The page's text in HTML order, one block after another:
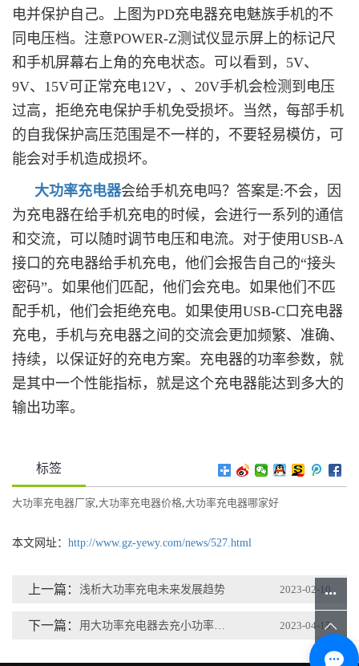
电并保护自己。上图为PD充电器充电魅族手机的不
同电压档。注意POWER-Z测试仪显示屏上的标记尺
和手机屏幕右上角的充电状态。可以看到，5V、
9V、15V可正常充电12V，、20V手机会检测到电压
过高，拒绝充电保护手机免受损坏。当然，每部手机
的自我保护高压范围是不一样的，不要轻易模仿，可
能会对手机造成损坏。
大功率充电器会给手机充电吗？答案是:不会，因
为充电器在给手机充电的时候，会进行一系列的通信
和交流，可以随时调节电压和电流。对于使用USB-A
接口的充电器给手机充电，他们会报告自己的“接头
密码”。如果他们匹配，他们会充电。如果他们不匹
配手机，他们会拒绝充电。如果使用USB-C口充电器
充电，手机与充电器之间的交流会更加频繁、准确、
持续，以保证好的充电方案。 充电器的功率参数，就
是其中一个性能指标，就是这个充电器能达到多大的
输出功率。
标签
大功率充电器厂家,大功率充电器价格,大功率充电器哪家好
本文网址： http://www.gz-yewy.com/news/527.html
上一篇： 浅析大功率充电未来发展趋势 2023-02-10
下一篇： 用大功率充电器去充小功率电动车，电池会坏吗？ 2023-04-15